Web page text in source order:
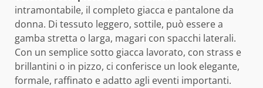
intramontabile, il completo giacca e pantalone da
donna. Di tessuto leggero, sottile, può essere a
gamba stretta o larga, magari con spacchi laterali.
Con un semplice sotto giacca lavorato, con strass e
brillantini o in pizzo, ci conferisce un look elegante,
formale, raffinato e adatto agli eventi importanti.